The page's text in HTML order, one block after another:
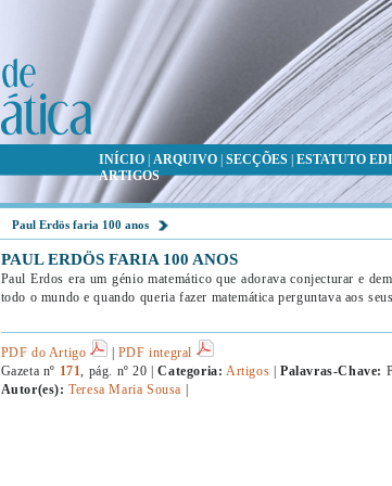
INÍCIO| ARQUIVO| SECÇÕES| ESTATUTO
ARTIGOS
Paul Erdös faria 100 anos
PAUL ERDÖS FARIA 100 ANOS
Paul Erdos era um génio matemático que adorava conjecturar e
todo o mundo e quando queria fazer matemática perguntava aos
PDF do Artigo | PDF integral
Gazeta nº 171, pág. nº 20 |Categoria: Artigos Palavras-Chave:
Autor(es): Teresa Maria Sousa